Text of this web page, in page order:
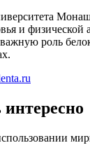
и
роль